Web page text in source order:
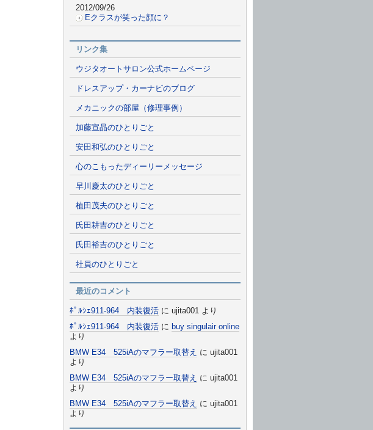
2012/09/26
Eクラスが笑った顔に？
リンク集
ウジタオートサロン公式ホームページ
ドレスアップ・カーナビのブログ
メカニックの部屋（修理事例）
加藤宣晶のひとりごと
安田和弘のひとりごと
心のこもったディーリーメッセージ
早川慶太のひとりごと
植田茂夫のひとりごと
氏田耕吉のひとりごと
氏田裕吉のひとりごと
社員のひとりごと
最近のコメント
ﾎﾟﾙｼｪ911-964 内装復活 に ujita001 より
ﾎﾟﾙｼｪ911-964 内装復活 に buy singulair online
より
BMW E34 525iAのマフラー取替え に ujita001
より
BMW E34 525iAのマフラー取替え に ujita001
より
BMW E34 525iAのマフラー取替え に ujita001
より